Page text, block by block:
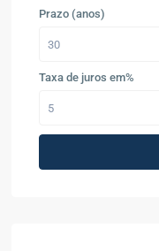
Prazo (anos)
Taxa de juros em%